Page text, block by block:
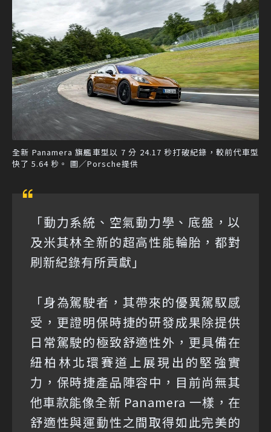
全新 Panamera 旗艦車型以 7 分 24.17 秒打破紀錄，較前代車型
快了 5.64 秒。 圖／Porsche提供
「動力系統、空氣動力學、底盤，以
及米其林全新的超高性能輪胎，都對
刷新紀錄有所貢獻」
「身為駕駛者，其帶來的優異駕馭感
受，更證明保時捷的研發成果除提供
日常駕駛的極致舒適性外，更具備在
紐柏林北環賽道上展現出的堅強實
力，保時捷產品陣容中，目前尚無其
他車款能像全新 Panamera 一樣，在
舒適性與運動性之間取得如此完美的